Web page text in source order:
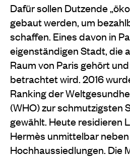
Dafür sollen Dutzende
gebaut werden, um
schaffen. Eines davon in
eigenständigen Stadt, die
Raum von Paris gehört
betrachtet wird. 2016
Ranking der
(WHO) zur schmutzigsten
gewählt. Heute residieren
Hermès unmittelbar
Hochhaussiedlungen. Die